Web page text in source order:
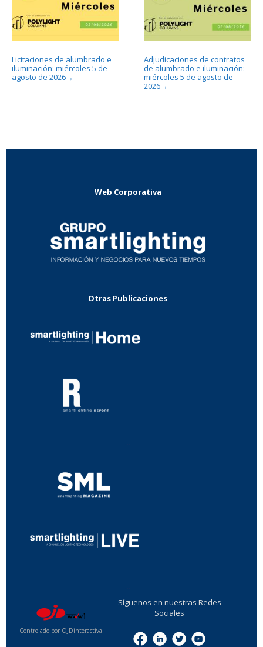
Licitaciones de alumbrado e
iluminación: miércoles 5 de
agosto de 2026→
Adjudicaciones de contratos
de alumbrado e iluminación:
miércoles 5 de agosto de
2026→
Web Corporativa
Otras Publicaciones
Controlado por OJDinteractiva
Síguenos en nuestras Redes
Sociales